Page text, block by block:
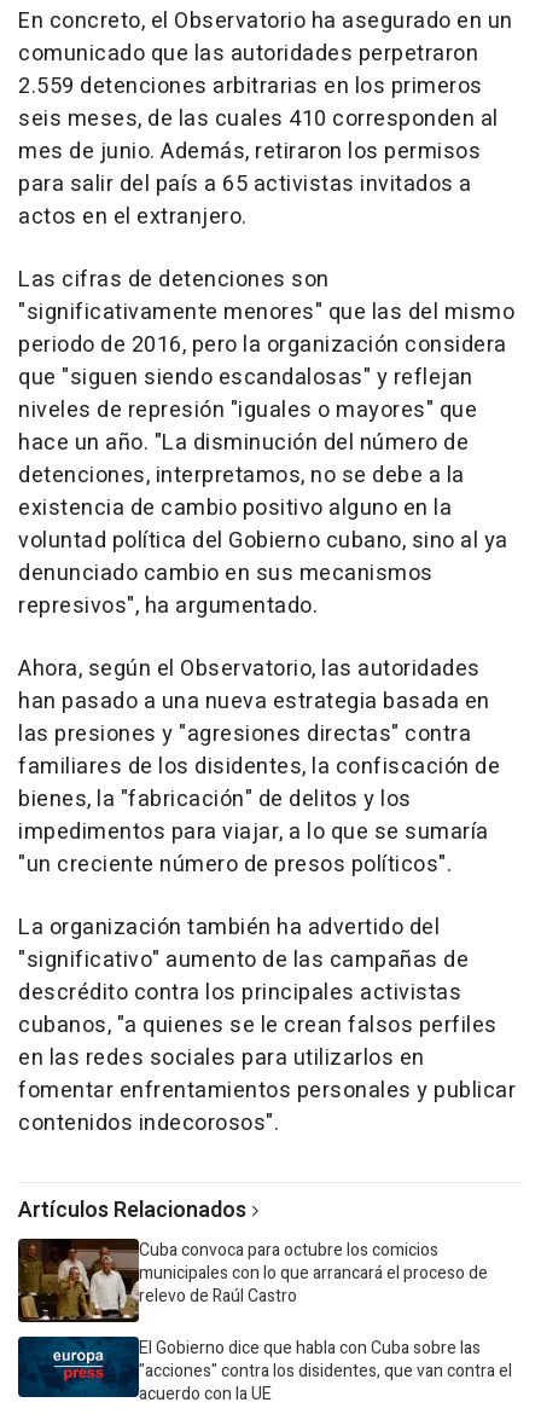
En concreto, el Observatorio ha asegurado en un
comunicado que las autoridades perpetraron
2.559 detenciones arbitrarias en los primeros
seis meses, de las cuales 410 corresponden al
mes de junio. Además, retiraron los permisos
para salir del país a 65 activistas invitados a
actos en el extranjero.
Las cifras de detenciones son
"significativamente menores" que las del mismo
periodo de 2016, pero la organización considera
que "siguen siendo escandalosas" y reflejan
niveles de represión "iguales o mayores" que
hace un año. "La disminución del número de
detenciones, interpretamos, no se debe a la
existencia de cambio positivo alguno en la
voluntad política del Gobierno cubano, sino al ya
denunciado cambio en sus mecanismos
represivos", ha argumentado.
Ahora, según el Observatorio, las autoridades
han pasado a una nueva estrategia basada en
las presiones y "agresiones directas" contra
familiares de los disidentes, la confiscación de
bienes, la "fabricación" de delitos y los
impedimentos para viajar, a lo que se sumaría
"un creciente número de presos políticos".
La organización también ha advertido del
"significativo" aumento de las campañas de
descrédito contra los principales activistas
cubanos, "a quienes se le crean falsos perfiles
en las redes sociales para utilizarlos en
fomentar enfrentamientos personales y publicar
contenidos indecorosos".
Artículos Relacionados
Cuba convoca para octubre los comicios
municipales con lo que arrancará el proceso de
relevo de Raúl Castro
El Gobierno dice que habla con Cuba sobre las
"acciones" contra los disidentes, que van contra el
acuerdo con la UE